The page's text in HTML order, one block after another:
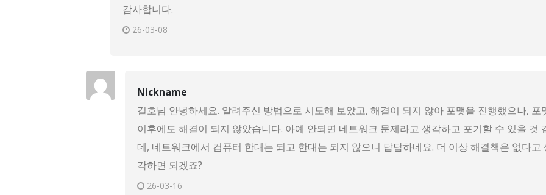
감사합니다.
26-03-08
Nickname
길호님 안녕하세요. 알려주신 방법으로 시도해 보았고, 해결이 되지 않아 포맷을 진행했으나, 포
이후에도 해결이 되지 않았습니다. 아예 안되면 네트워크 문제라고 생각하고 포기할 수 있을 것
데, 네트워크에서 컴퓨터 한대는 되고 한대는 되지 않으니 답답하네요. 더 이상 해결책은 없다고
각하면 되겠죠?
26-03-16